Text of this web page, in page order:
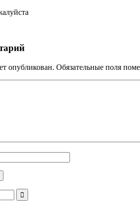
опубликован. Обязательные поля